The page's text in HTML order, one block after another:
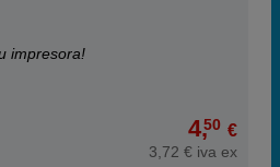
impresora!
4,50 €
3,72 € iva ex